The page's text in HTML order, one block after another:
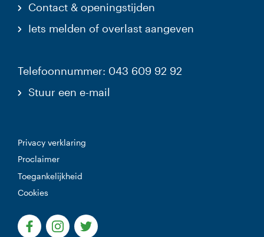
Contact & openingstijden
Iets melden of overlast aangeven
Telefoonnummer: 043 609 92 92
Stuur een e-mail
Privacy verklaring
Proclaimer
Toegankelijkheid
Cookies
(Deze link gaat naar een externe website)
(Deze link gaat naar een externe website)
(Deze link gaat naar een externe